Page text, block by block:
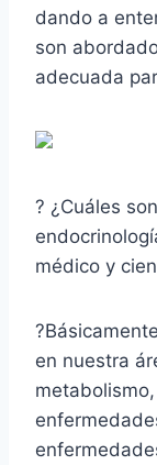
dando a
son
adecuada
? ¿Cuáles
médico y
en nuestra